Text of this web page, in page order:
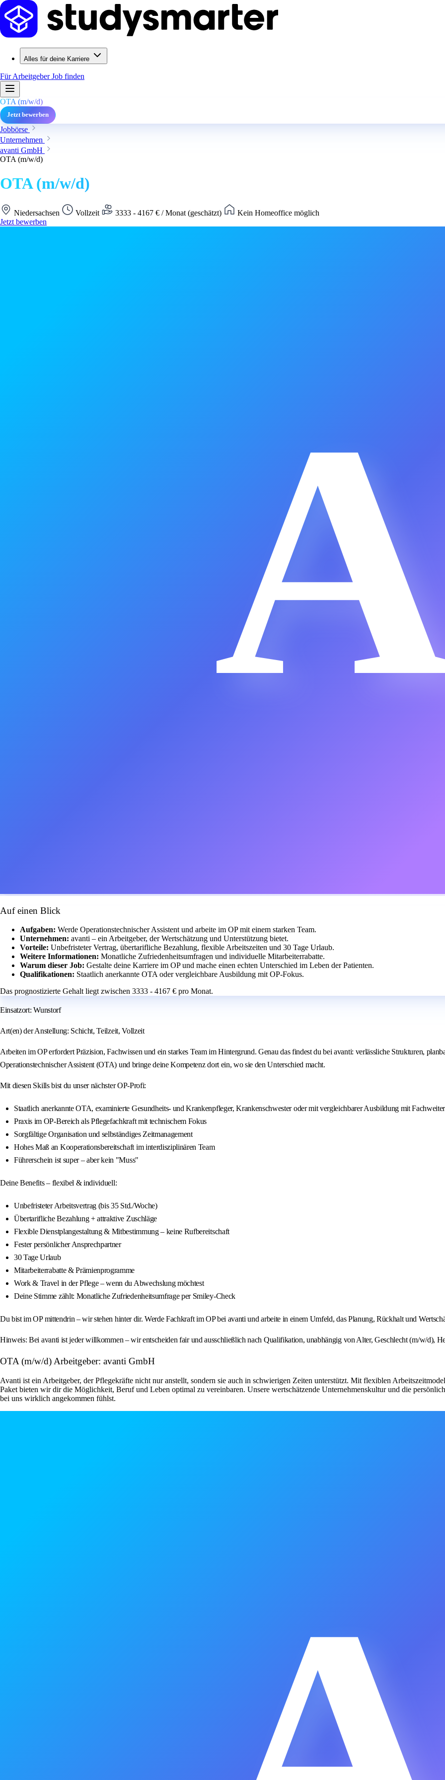
Alles für deine Karriere
Für ArbeitgeberJob finden
OTA (m/w/d)
Jetzt bewerben
Jobbörse
Unternehmen
avanti GmbH
OTA (m/w/d)
OTA (m/w/d)
Niedersachsen Vollzeit 3333 - 4167 € / Monat (geschätzt)
Kein Homeoffice möglich
Jetzt bewerben
Auf einen Blick
Aufgaben: Werde Operationstechnischer Assistent und arbeite im OP mit einem starken Team.
Unternehmen: avanti – ein Arbeitgeber, der Wertschätzung und Unterstützung bietet.
Vorteile: Unbefristeter Vertrag, übertarifliche Bezahlung, flexible Arbeitszeiten und 30 Tage Urlaub.
Weitere Informationen: Monatliche Zufriedenheitsumfragen und individuelle Mitarbeiterrabatte.
Warum dieser Job: Gestalte deine Karriere im OP und mache einen echten Unterschied im Leben der Patienten.
Qualifikationen: Staatlich anerkannte OTA oder vergleichbare Ausbildung mit OP-Fokus.
Das prognostizierte Gehalt liegt zwischen 3333 - 4167 € pro Monat.
Einsatzort: Wunstorf
Art(en) der Anstellung: Schicht, Teilzeit, Vollzeit
Arbeiten im OP erfordert Präzision, Fachwissen und ein starkes Team im Hintergrund. Genau das findest du bei avanti: verlässliche Strukturen,
Operationstechnischer Assistent (OTA) und bringe deine Kompetenz dort ein, wo sie den Unterschied macht.
Mit diesen Skills bist du unser nächster OP-Profi:
Staatlich anerkannte OTA, examinierte Gesundheits- und Krankenpfleger, Krankenschwester oder mit vergleichbarer Ausbildung mit
Praxis im OP-Bereich als Pflegefachkraft mit technischem Fokus
Sorgfältige Organisation und selbständiges Zeitmanagement
Hohes Maß an Kooperationsbereitschaft im interdisziplinären Team
Führerschein ist super – aber kein "Muss"
Deine Benefits – flexibel & individuell:
Unbefristeter Arbeitsvertrag (bis 35 Std./Woche)
Übertarifliche Bezahlung + attraktive Zuschläge
Flexible Dienstplangestaltung & Mitbestimmung – keine Rufbereitschaft
Fester persönlicher Ansprechpartner
30 Tage Urlaub
Mitarbeiterrabatte & Prämienprogramme
Work & Travel in der Pflege – wenn du Abwechslung möchtest
Deine Stimme zählt: Monatliche Zufriedenheitsumfrage per Smiley-Check
Du bist im OP mittendrin – wir stehen hinter dir. Werde Fachkraft im OP bei avanti und arbeite in einem Umfeld, das Planung, Rückhalt und
Hinweis: Bei avanti ist jeder willkommen – wir entscheiden fair und ausschließlich nach Qualifikation, unabhängig von Alter, Geschlecht (m/w/d),
OTA (m/w/d) Arbeitgeber: avanti GmbH
Avanti ist ein Arbeitgeber, der Pflegekräfte nicht nur anstellt, sondern sie auch in schwierigen Zeiten unterstützt. Mit flexiblen
Paket bieten wir dir die Möglichkeit, Beruf und Leben optimal zu vereinbaren. Unsere wertschätzende Unternehmenskultur und die
bei uns wirklich angekommen fühlst.